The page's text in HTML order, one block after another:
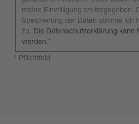
meine Einwilligung weitergegeben.
Speicherung der Daten stimme ich
zu. Die Datenschutzerklärung kann
werden.*
* Pflichtfeld